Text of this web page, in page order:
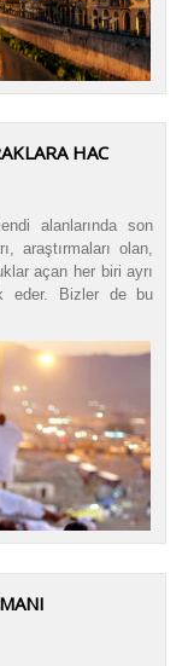
HAC
alanlarında son
araştırmaları olan,
açan her biri ayrı
eder. Bizler de bu